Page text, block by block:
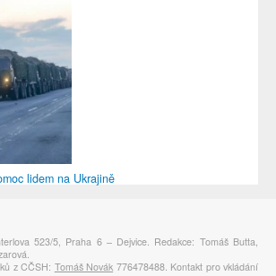
lidem na Ukrajině
523/5, Praha 6 – Dejvice. Redakce: Tomáš Butta,
z CČSH: Tomáš Novák 776478488. Kontakt pro vkládání